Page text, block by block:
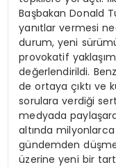
Başbakan Donald
yanıtlar vermesi
durum, yeni
provokatif
değerlendirildi.
de ortaya çıktı ve
sorulara verdiği
medyada
altında
gündemden
üzerine yeni bir